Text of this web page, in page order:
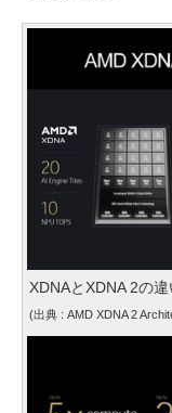
XDNAとXDNA 2の違
(出典 : AMD XDNA 2